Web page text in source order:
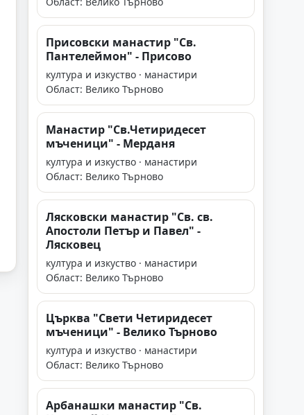
Присовски манастир "Св.
Пантелеймон" - Присово
култура и изкуство · манастири
Област: Велико Търново
Манастир "Св.Четиридесет
мъченици" - Мерданя
култура и изкуство · манастири
Област: Велико Търново
Лясковски манастир "Св. св.
Апостоли Петър и Павел" -
Лясковец
култура и изкуство · манастири
Област: Велико Търново
Църква "Свети Четиридесет
мъченици" - Велико Търново
култура и изкуство · манастири
Област: Велико Търново
Арбанашки манастир "Св.